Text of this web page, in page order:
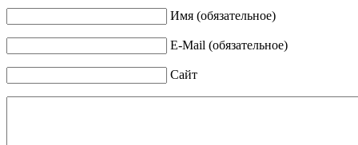
Имя (обязательное)
E-Mail (обязательное)
Сайт